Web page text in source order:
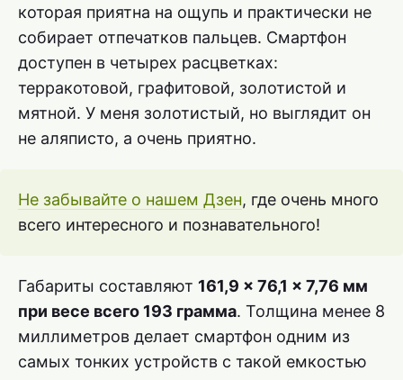
которая приятна на ощупь и практически не
собирает отпечатков пальцев. Смартфон
доступен в четырех расцветках:
терракотовой, графитовой, золотистой и
мятной. У меня золотистый, но выглядит он
не аляписто, а очень приятно.
Не забывайте о нашем Дзен, где очень много
всего интересного и познавательного!
Габариты составляют 161,9 × 76,1 × 7,76 мм
при весе всего 193 грамма. Толщина менее 8
миллиметров делает смартфон одним из
самых тонких устройств с такой емкостью